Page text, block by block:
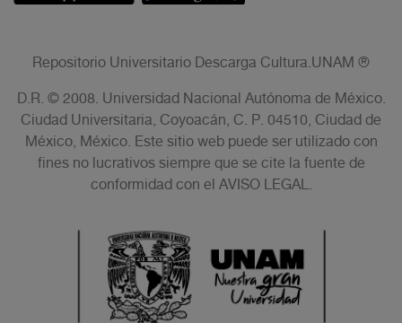
Repositorio Universitario Descarga Cultura.UNAM ®
D.R. © 2008. Universidad Nacional Autónoma de México.
Ciudad Universitaria, Coyoacán, C. P. 04510, Ciudad de
México, México. Este sitio web puede ser utilizado con
fines no lucrativos siempre que se cite la fuente de
conformidad con el AVISO LEGAL.